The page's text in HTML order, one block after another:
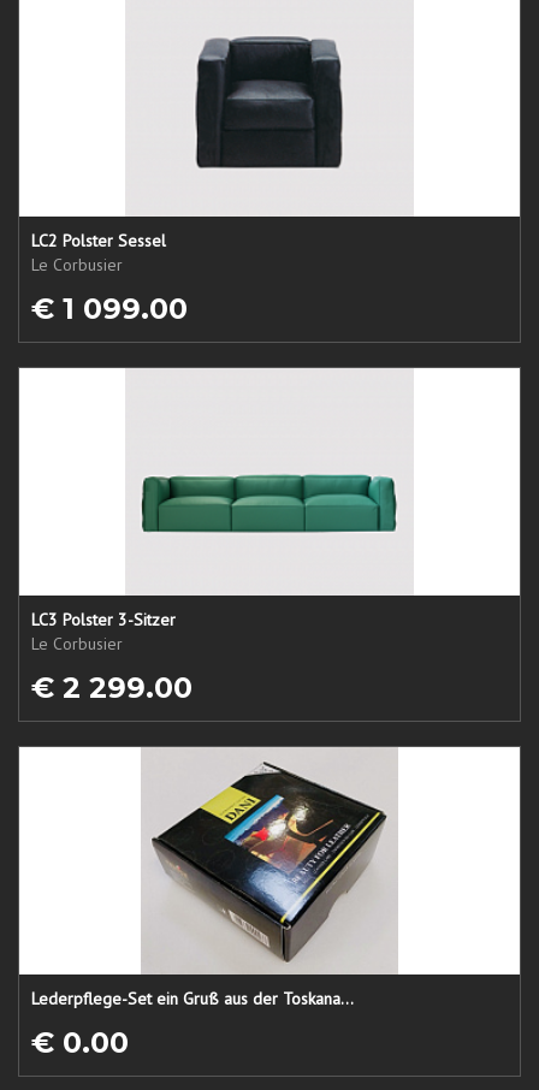
LC2 Polster Sessel
Le Corbusier
€ 1 099.00
LC3 Polster 3-Sitzer
Le Corbusier
€ 2 299.00
Lederpflege-Set ein Gruß aus der Toskana...
€ 0.00